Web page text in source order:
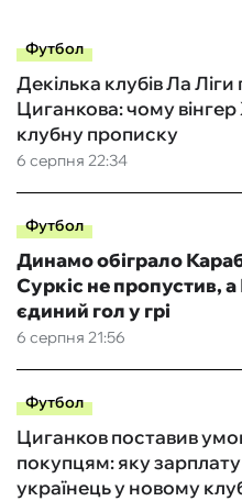
Футбол
6 серпня 22:34
Декілька клубів Ла Ліги
Циганкова: чому
клубну прописку
Футбол
6 серпня 21:56
Динамо обіграло
Суркіс не пропустив,
єдиний гол у грі
Футбол
Циганков поставив
покупцям: яку
українець у новому